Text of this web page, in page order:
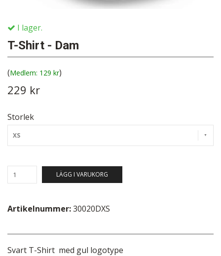
I lager.
T-Shirt - Dam
( 129 kr)
229 kr
Storlek
XS
LÄGG I VARUKORG
Artikelnummer:30020DXS
Svart T-Shirt med gul logotype